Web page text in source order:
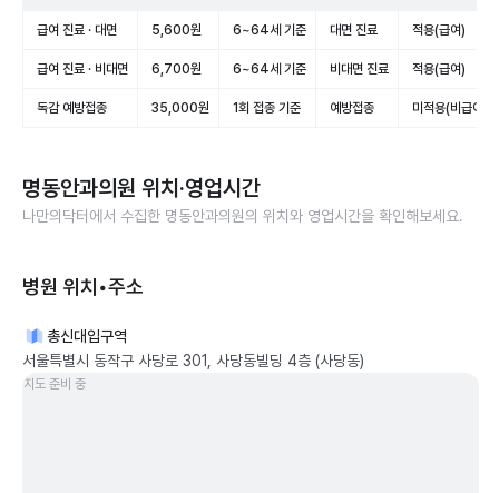
급여 진료 · 대면 5,600원 6~64세 기준 대면 진료 적용(급여)
급여 진료 · 비대면 6,700원 6~64세 기준 비대면 진료 적용(급여)
독감 예방접종 35,000원 1회 접종 기준 예방접종 미적용(비급여)
명동안과의원 위치·영업시간
나만의닥터에서 수집한 명동안과의원의 위치와 영업시간을 확인해보세요.
병원 위치•주소
총신대입구역
서울특별시 동작구 사당로 301, 사당동빌딩 4층 (사당동)
지도 준비 중